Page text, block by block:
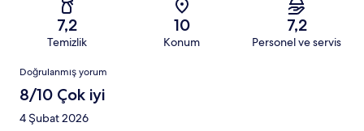
7,2
Temizlik
10
Konum
7,2
Personel ve servis
Yorumlar
Doğrulanmış yorum
8/10 Çok iyi
4 Şubat 2026